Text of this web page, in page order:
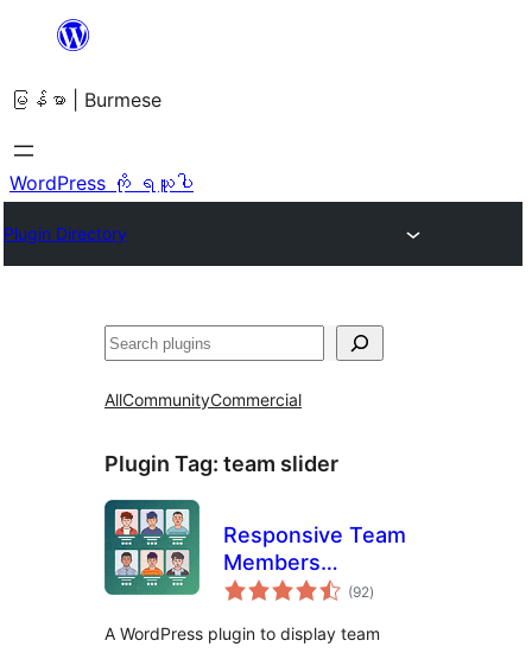
အကြောင်းအရာ
ကျော်သွား
ရန်
မြန်မာ | Burmese
WordPress ကို ရယူပါ
Plugin Directory
ရှာ
AllCommunityCommercial
Plugin Tag: team slider
Responsive Team
Members
Showcase, Team
and Staff List –
(92total
ratings
)
A WordPress plugin to display team